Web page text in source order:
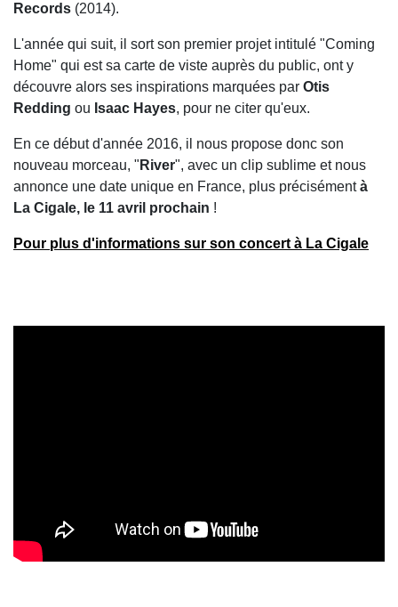
Records (2014).
L'année qui suit, il sort son premier projet intitulé "Coming
Home" qui est sa carte de viste auprès du public, ont y
découvre alors ses inspirations marquées par Otis
Redding ou Isaac Hayes, pour ne citer qu'eux.
En ce début d'année 2016, il nous propose donc son
nouveau morceau, " River", avec un clip sublime et nous
annonce une date unique en France, plus précisémentà
La Cigale, le 11 avril prochain !
Pour plus d'informations sur son concert à La Cigale